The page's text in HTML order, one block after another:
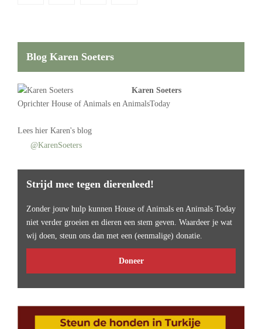
Blog Karen Soeters
Karen Soeters
Oprichter House of Animals en AnimalsToday
Lees hier Karen's blog
@KarenSoeters
Strijd mee tegen dierenleed!
Zonder jouw hulp kunnen House of Animals en Animals Today
niet verder groeien en dieren een stem geven. Waardeer je wat
wij doen, steun ons dan met een (eenmalige) donatie.
Doneer